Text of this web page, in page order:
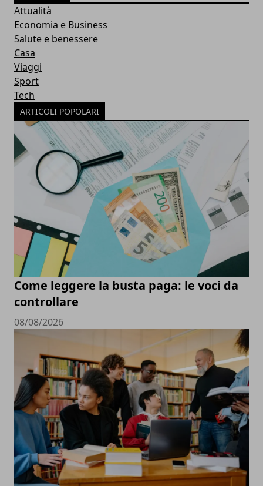
Attualità
Economia e Business
Salute e benessere
Casa
Viaggi
Sport
Tech
ARTICOLI POPOLARI
Come leggere la busta paga: le voci da
controllare
08/08/2026